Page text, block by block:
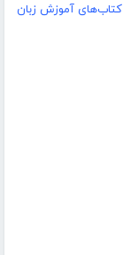
کتاب‌های آموزش زبان